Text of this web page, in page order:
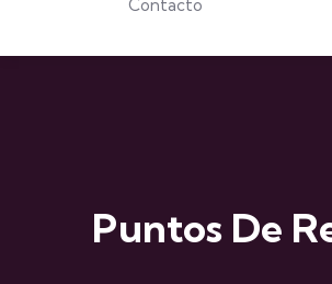
Contacto
Puntos De